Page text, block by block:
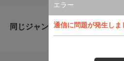
エラー
通信に問題が発生し
同じジャンルのおすすめ番組